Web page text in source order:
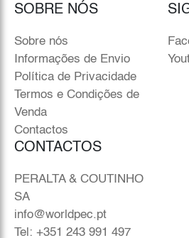
SOBRE NÓS
Sobre nós
Informações de Envio
Política de Privacidade
Termos e Condições de
Venda
Contactos
CONTACTOS
PERALTA & COUTINHO
SA
info@worldpec.pt
Tel: +351 243 991 497